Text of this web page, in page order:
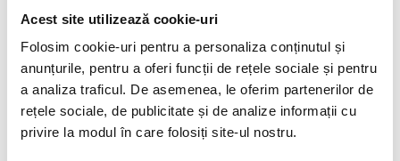
Acest site utilizează cookie-uri
Folosim cookie-uri pentru a personaliza conținutul și
anunțurile, pentru a oferi funcții de rețele sociale și pentru
a analiza traficul. De asemenea, le oferim partenerilor de
rețele sociale, de publicitate și de analize informații cu
privire la modul în care folosiți site-ul nostru.